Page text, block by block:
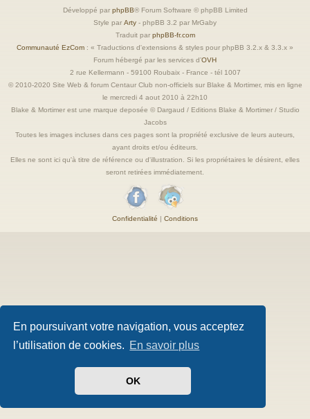
En poursuivant votre navigation, vous acceptez
l’utilisation de cookies. En savoir plus
OK
Développé par phpBB® Forum Software © phpBB Limited
Style par Arty - phpBB 3.2 par MrGaby
Traduit par phpBB-fr.com
Communauté EzCom : « Traductions d'extensions & styles pour phpBB 3.2.x & 3.3.x »
Forum hébergé par les services d’OVH
2 rue Kellermann - 59100 Roubaix - France - tél 1007
© 2010-2020 Site Web & forum Centaur Club non-officiels sur Blake & Mortimer, mis en ligne
le mercredi 4 aout 2010 à 22h10
Blake & Mortimer est une marque deposée © Dargaud / Editions Blake & Mortimer / Studio
Jacobs
Toutes les images incluses dans ces pages sont la propriété exclusive de leurs auteurs,
ayant droits et/ou éditeurs.
Elles ne sont ici qu'à titre de référence ou d'illustration. Si les propriétaires le désirent, elles
seront retirées immédiatement.
Confidentialité | Conditions